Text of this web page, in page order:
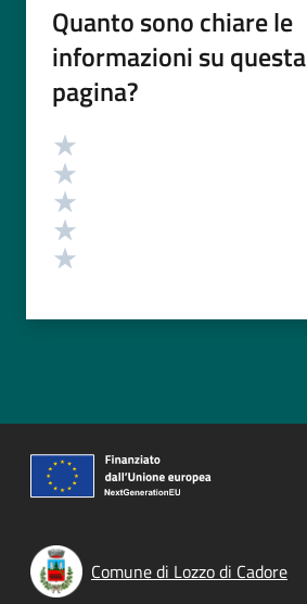
Quanto sono chiare le
informazioni su questa
pagina?
Valutazione
Comune di Lozzo di Cadore